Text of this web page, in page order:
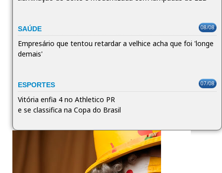
SAÚDE 08/08
Empresário que tentou retardar a velhice acha que foi 'longe
demais'
ESPORTES 07/08
Vitória enfia 4 no Athletico PR
e se classifica na Copa do Brasil